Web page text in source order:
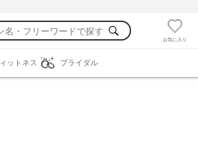
お気に入り
ットネス ブライダル